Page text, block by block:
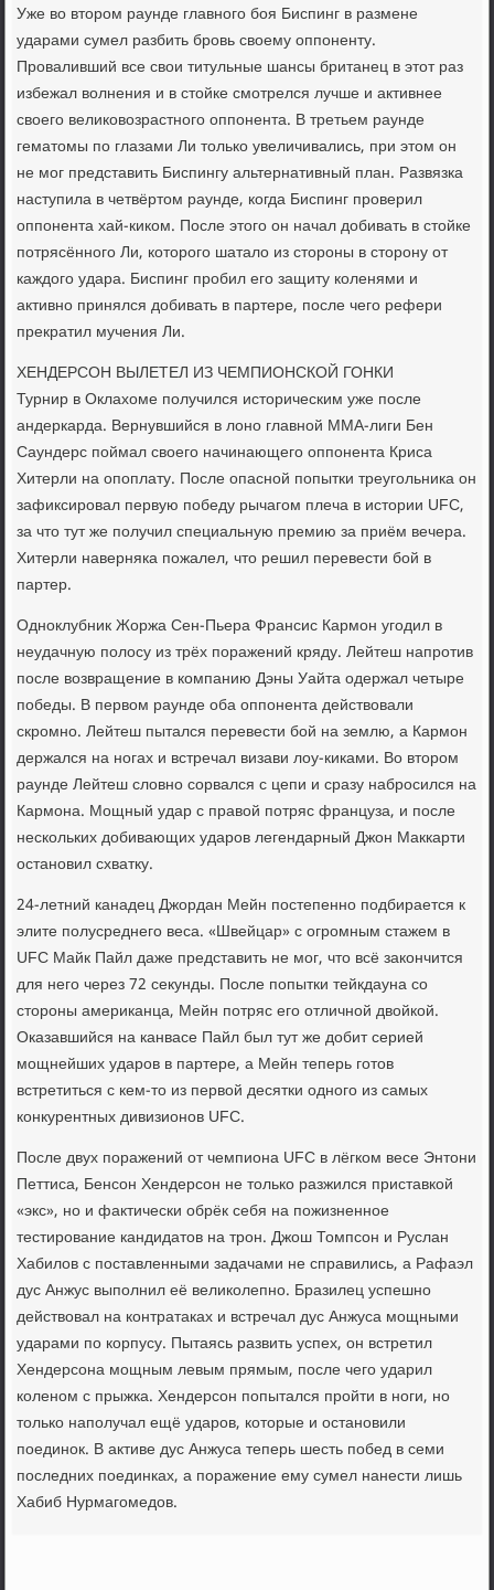
Уже во втором раунде главного боя Биспинг в размене
ударами сумел разбить бровь своему оппоненту.
Проваливший все свои титульные шансы британец в этот раз
избежал волнения и в стойке смотрелся лучше и активнее
своего великовозрастного оппонента. В третьем раунде
гематомы по глазами Ли только увеличивались, при этом он
не мог представить Биспингу альтернативный план. Развязка
наступила в четвёртом раунде, когда Биспинг проверил
оппонента хай-киком. После этого он начал добивать в стойке
потрясённого Ли, которого шатало из стороны в сторону от
каждого удара. Биспинг пробил его защиту коленями и
активно принялся добивать в партере, после чего рефери
прекратил мучения Ли.
ХЕНДЕРСОН ВЫЛЕТЕЛ ИЗ ЧЕМПИОНСКОЙ ГОНКИ
Турнир в Оклахоме получился историческим уже после
андеркарда. Вернувшийся в лоно главной ММА-лиги Бен
Саундерс поймал своего начинающего оппонента Криса
Хитерли на опоплату. После опасной попытки треугольника он
зафиксировал первую победу рычагом плеча в истории UFC,
за что тут же получил специальную премию за приём вечера.
Хитерли наверняка пожалел, что решил перевести бой в
партер.
Одноклубник Жоржа Сен-Пьера Франсис Кармон угодил в
неудачную полосу из трёх поражений кряду. Лейтеш напротив
после возвращение в компанию Дэны Уайта одержал четыре
победы. В первом раунде оба оппонента действовали
скромно. Лейтеш пытался перевести бой на землю, а Кармон
держался на ногах и встречал визави лоу-киками. Во втором
раунде Лейтеш словно сорвался с цепи и сразу набросился на
Кармона. Мощный удар с правой потряс француза, и после
нескольких добивающих ударов легендарный Джон Маккарти
остановил схватку.
24-летний канадец Джордан Мейн постепенно подбирается к
элите полусреднего веса. «Швейцар» с огромным стажем в
UFC Майк Пайл даже представить не мог, что всё закончится
для него через 72 секунды. После попытки тейкдауна со
стороны американца, Мейн потряс его отличной двойкой.
Оказавшийся на канвасе Пайл был тут же добит серией
мощнейших ударов в партере, а Мейн теперь готов
встретиться с кем-то из первой десятки одного из самых
конкурентных дивизионов UFC.
После двух поражений от чемпиона UFC в лёгком весе Энтони
Петтиса, Бенсон Хендерсон не только разжился приставкой
«экс», но и фактически обрёк себя на пожизненное
тестирование кандидатов на трон. Джош Томпсон и Руслан
Хабилов с поставленными задачами не справились, а Рафаэл
дус Анжус выполнил её великолепно. Бразилец успешно
действовал на контратаках и встречал дус Анжуса мощными
ударами по корпусу. Пытаясь развить успех, он встретил
Хендерсона мощным левым прямым, после чего ударил
коленом с прыжка. Хендерсон попытался пройти в ноги, но
только наполучал ещё ударов, которые и остановили
поединок. В активе дус Анжуса теперь шесть побед в семи
последних поединках, а поражение ему сумел нанести лишь
Хабиб Нурмагомедов.